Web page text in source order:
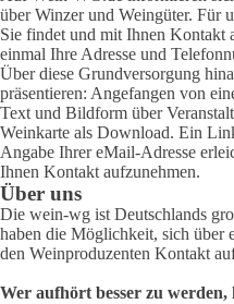
über Winzer und Weingüter. Für
Sie findet und mit Ihnen Kontakt
einmal Ihre Adresse und
Über diese Grundversorgung
präsentieren: Angefangen von
Text und Bildform über
Weinkarte als Download. Ein
Angabe Ihrer eMail-Adresse
Ihnen Kontakt aufzunehmen.
Über uns
Die wein-wg ist Deutschlands
haben die Möglichkeit, sich über
den Weinproduzenten Kontakt
Wer aufhört besser zu